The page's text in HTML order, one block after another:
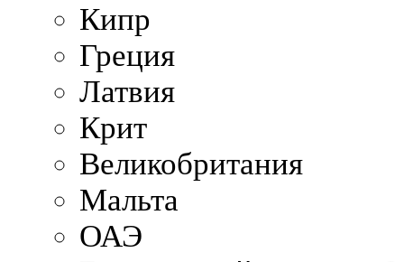
Кипр
Греция
Латвия
Крит
Великобритания
Мальта
ОАЭ